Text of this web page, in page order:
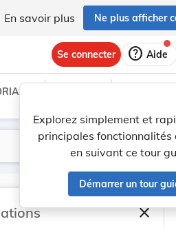
En savoir plus Ne plus afficher
Se connecter help Aide
Explorez simplement et
principales fonctionnalités
en suivant ce tour
Démarrer un tour
C
Lancer la recherche
Filtres
close